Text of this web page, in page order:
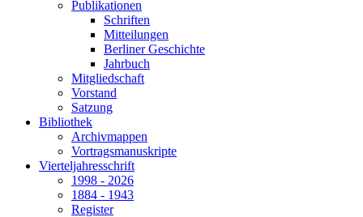
Publikationen
Schriften
Mitteilungen
Berliner Geschichte
Jahrbuch
Mitgliedschaft
Vorstand
Satzung
Bibliothek
Archivmappen
Vortragsmanuskripte
Vierteljahresschrift
1998 - 2026
1884 - 1943
Register